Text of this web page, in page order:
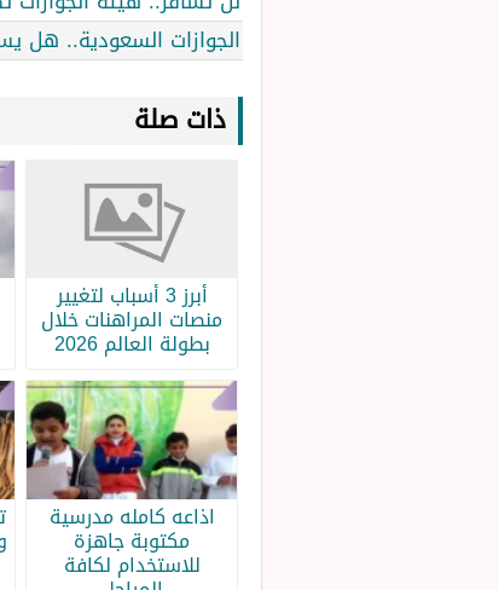
الجوازات السعودية.. هل يسمح لابنة لم تبلغ 19 عام أن تسافر مع
ذات صلة
أبرز 3 أسباب لتغيير
منصات المراهنات خلال
بطولة العالم 2026
اذاعه كامله مدرسية
مكتوبة جاهزة
للاستخدام لكافة